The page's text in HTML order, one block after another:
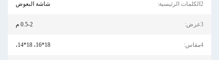
2الكلمات الرئيسية: شاشة البعوض
3عرض: 0.5-2 م
4مقاس: 18*16، 18*14،